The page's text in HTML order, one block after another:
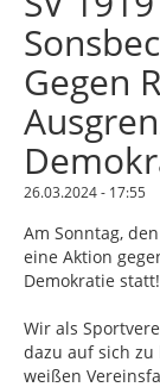
Gegen
26.03.2024 - 17:55
Am Sonntag,
eine Aktion
Demokratie statt!
Wir als
dazu auf sich
weißen